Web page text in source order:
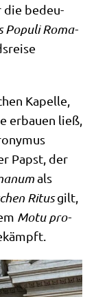
die bedeu­
Popu­li Roma­
Kapel­le,
erbau­en ließ,
Papst, der
als
Ritusgilt,
Motu pro­